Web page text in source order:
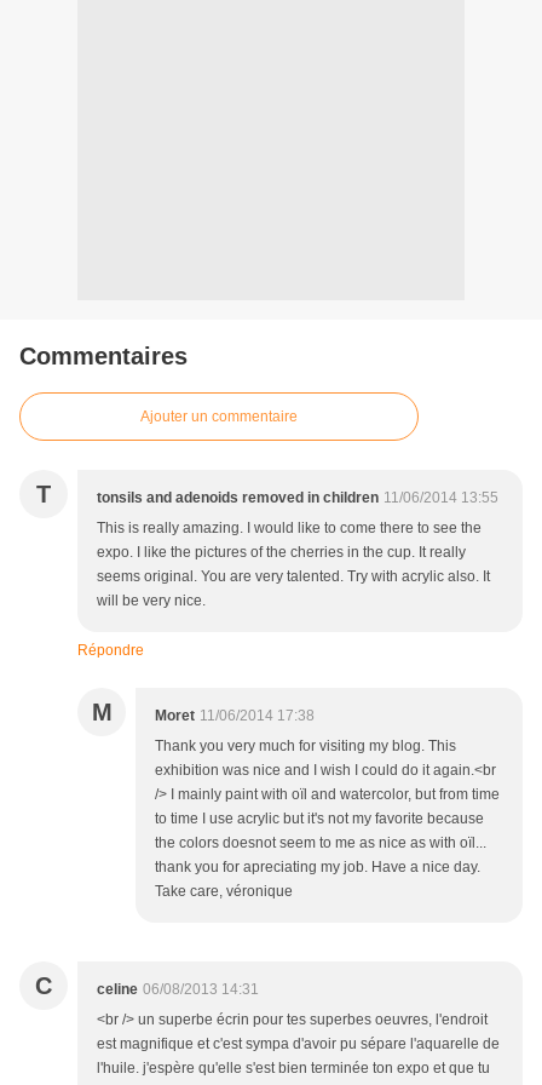
Commentaires
Ajouter un commentaire
T tonsils and adenoids removed in children 11/06/2014 13:55
This is really amazing. I would like to come there to see the
expo. I like the pictures of the cherries in the cup. It really
seems original. You are very talented. Try with acrylic also. It
will be very nice.
Répondre
M Moret 11/06/2014 17:38
Thank you very much for visiting my blog. This
exhibition was nice and I wish I could do it again.<br
/> I mainly paint with oïl and watercolor, but from time
to time I use acrylic but it's not my favorite because
the colors doesnot seem to me as nice as with oïl...
thank you for apreciating my job. Have a nice day.
Take care, véronique
C celine 06/08/2013 14:31
<br /> un superbe écrin pour tes superbes oeuvres, l'endroit
est magnifique et c'est sympa d'avoir pu sépare l'aquarelle de
l'huile. j'espère qu'elle s'est bien terminée ton expo et que tu